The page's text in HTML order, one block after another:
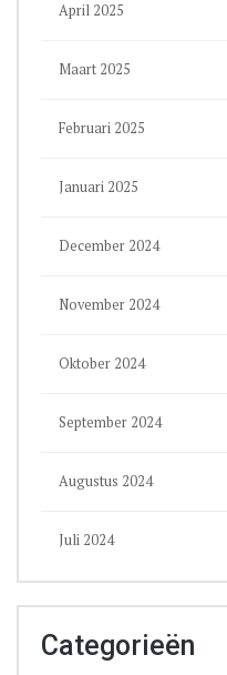
April 2025
Maart 2025
Februari 2025
Januari 2025
December 2024
November 2024
Oktober 2024
September 2024
Augustus 2024
Juli 2024
Categorieën